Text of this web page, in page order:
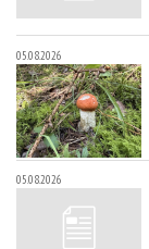
05.08.2026
05.08.2026